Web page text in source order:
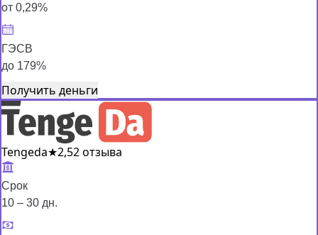
от 0,29%
ГЭСВ
до 179%
Получить деньги
Tengeda★2,52 отзыва
Срок
10 – 30 дн.